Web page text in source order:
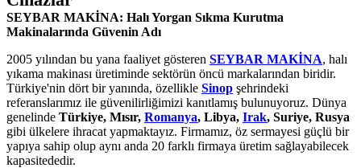
SEYBAR MAKİNA: Halı Yorgan Sıkma Kurutma
Makinalarında Güvenin Adı
2005 yılından bu yana faaliyet gösteren SEYBAR MAKİNA, halı
yıkama makinası üretiminde sektörün öncü markalarından biridir.
Türkiye'nin dört bir yanında, özellikle Sinop şehrindeki
referanslarımız ile güvenilirliğimizi kanıtlamış bulunuyoruz. Dünya
genelinde Türkiye, Mısır, Romanya, Libya, Irak, Suriye, Rusya
gibi ülkelere ihracat yapmaktayız. Firmamız, öz sermayesi güçlü bir
yapıya sahip olup aynı anda 20 farklı firmaya üretim sağlayabilecek
kapasitededir.